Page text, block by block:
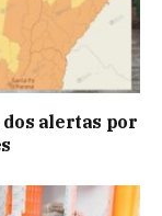
alertas por